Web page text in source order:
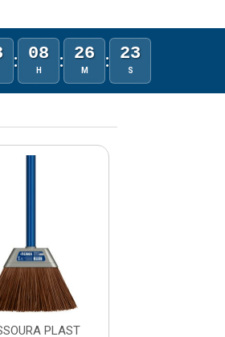
: 08
H : 26
M : 23
S
PLAST